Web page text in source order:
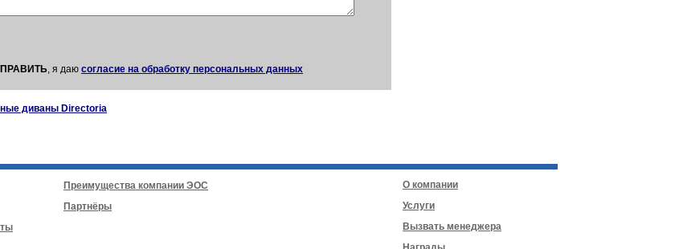
, я даю согласие на обработку персональных данных
диваны Directoria
Преимущества компании ЭОС
Партнёры
О компании
Услуги
Вызвать менеджера